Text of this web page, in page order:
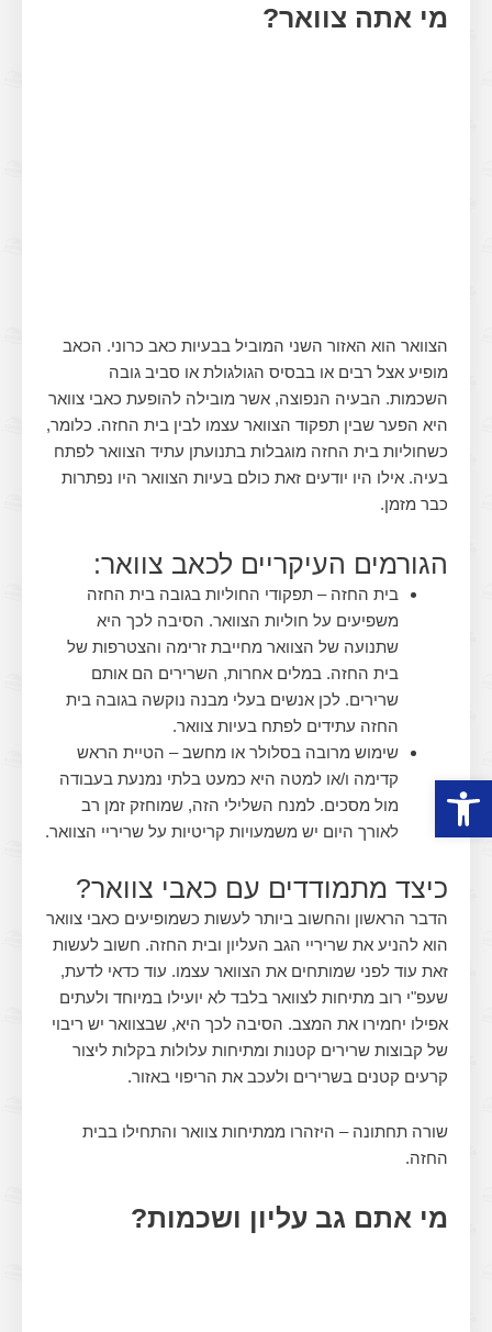
מי אתה צוואר?
הצוואר הוא האזור השני המוביל בבעיות כאב כרוני. הכאב
מופיע אצל רבים או בבסיס הגולגולת או סביב גובה
השכמות. הבעיה הנפוצה, אשר מובילה להופעת כאבי צוואר
היא הפער שבין תפקוד הצוואר עצמו לבין בית החזה. כלומר,
כשחוליות בית החזה מוגבלות בתנועתן עתיד הצוואר לפתח
בעיה. אילו היו יודעים זאת כולם בעיות הצוואר היו נפתרות
כבר מזמן.
הגורמים העיקריים לכאב צוואר:
בית החזה – תפקודי החוליות בגובה בית החזה
משפיעים על חוליות הצוואר. הסיבה לכך היא
שתנועה של הצוואר מחייבת זרימה והצטרפות של
בית החזה. במלים אחרות, השרירים הם אותם
שרירים. לכן אנשים בעלי מבנה נוקשה בגובה בית
החזה עתידים לפתח בעיות צוואר.
שימוש מרובה בסלולר או מחשב – הטיית הראש
קדימה ו/או למטה היא כמעט בלתי נמנעת בעבודה
מול מסכים. למנח השלילי הזה, שמוחזק זמן רב
לאורך היום יש משמעויות קריטיות על שריריי הצוואר.
כיצד מתמודדים עם כאבי צוואר?
הדבר הראשון והחשוב ביותר לעשות כשמופיעים כאבי צוואר
הוא להניע את שריריי הגב העליון ובית החזה. חשוב לעשות
זאת עוד לפני שמותחים את הצוואר עצמו. עוד כדאי לדעת,
שעפ"י רוב מתיחות לצוואר בלבד לא יועילו במיוחד ולעתים
אפילו יחמירו את המצב. הסיבה לכך היא, שבצוואר יש ריבוי
של קבוצות שרירים קטנות ומתיחות עלולות בקלות ליצור
קרעים קטנים בשרירים ולעכב את הריפוי באזור.
שורה תחתונה – היזהרו ממתיחות צוואר והתחילו בבית
החזה.
מי אתם גב עליון ושכמות?
פתח סרגל נגישות